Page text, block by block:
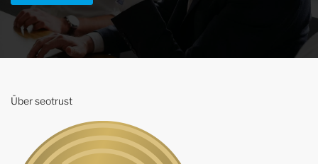
Über seotrust